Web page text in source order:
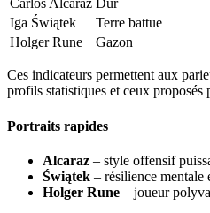
Carlos Alcaraz Dur
Iga Świątek
Terre battue
Holger Rune
Gazon
Ces indicateurs permettent aux
profils statistiques et ceux
Portraits rapides
Alcaraz – style offensif
Świątek – résilience mentale
Holger Rune – joueur